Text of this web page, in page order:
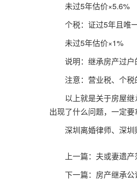
未过5年估价×5.6%
个税：证过5年且唯
未过5年估价×1%
说明：继承房产过户
注意：营业税、个税
以上就是关于房屋
出现了什么问题，一定要
深圳离婚律师、 深圳
上一篇： 夫或妻遗
下一篇： 房产继承